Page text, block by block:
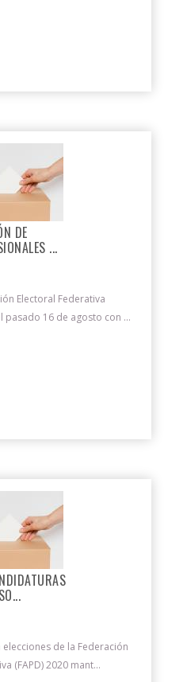
DE
...
Electoral Federativa
pasado 16 de agosto con ...
de la Federación
(FAPD) 2020 mant...